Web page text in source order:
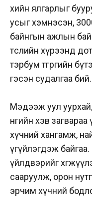
хийн ялгарлыг
усыг хэмнэсэн,
байнгын ажлын
төслийн хүрээнд
тэрбум төгрөгийн
гэсэн судалгаа бий.
Мэдээж уул
өнөөгийн хэв
хүчний хангамж,
үгүйлэгдэж
үйлдвэрийг
сааруулж, орон
эрчим хүчний